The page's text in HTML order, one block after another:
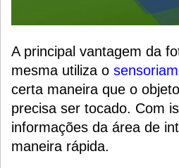
A principal vantagem da
mesma utiliza o
certa maneira que o
precisa ser tocado. Com
informações da área de
maneira rápida.